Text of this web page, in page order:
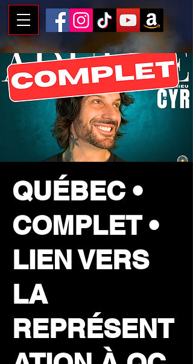
QUÉBEC •
COMPLET •
LIEN VERS
LA
REPRÉSENT